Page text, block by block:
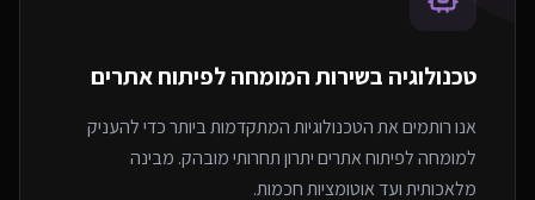
טכנולוגיה בשירות המומחה לפיתוח אתרים
אנו רותמים את הטכנולוגיות המתקדמות ביותר כדי להעניק
למומחה לפיתוח אתרים יתרון תחרותי מובהק. מבינה
מלאכותית ועד אוטומציות חכמות.